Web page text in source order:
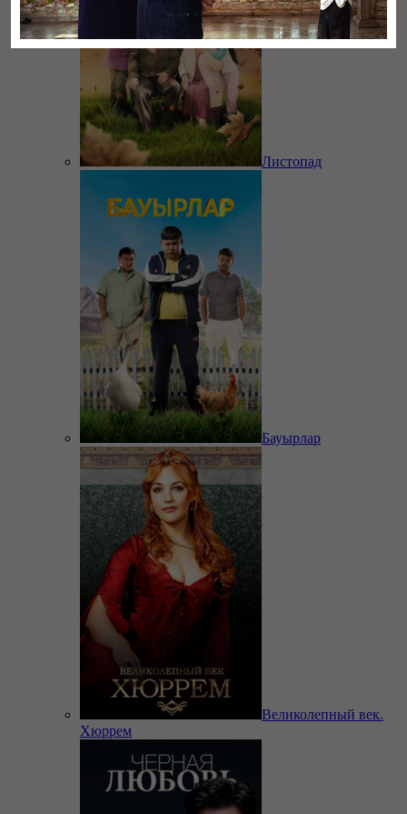
Листопад
Бауырлар
Великолепный век.
Хюррем